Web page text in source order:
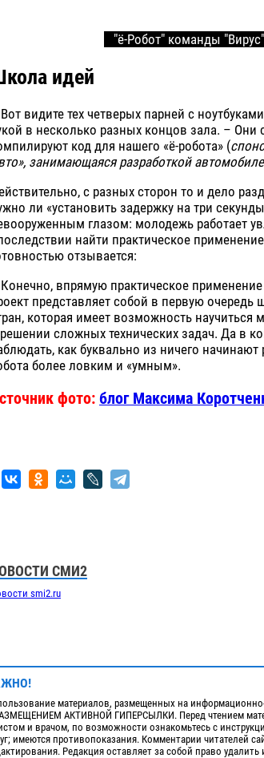
"ё-Робот" команды
идей
видите тех четверых парней с
в несколько разных концов зала. –
код для нашего «ё-робота» (
занимающаяся разработкой
с разных сторон то и дело
ли «установить задержку на три
глазом: молодежь работает
найти практическое
отзывается:
впрямую практическое
представляет собой в первую
которая имеет возможность научиться
сложных технических задач. Да в
как буквально из ничего
более ловким и «умным».
фото: блог Максима
СМИ2
smi2.ru
материалов, размещенных на
АКТИВНОЙ ГИПЕРСЫЛКИ. Перед чтением
и врачом, по возможности ознакомьтесь с
имеются противопоказания. Комментарии читателей
Редакция оставляет за собой право